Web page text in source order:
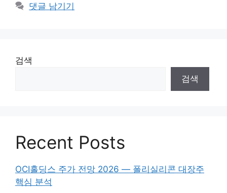
댓글 남기기
검색
검색
Recent Posts
OCI홀딩스 주가 전망 2026 — 폴리실리콘 대장주
핵심 분석